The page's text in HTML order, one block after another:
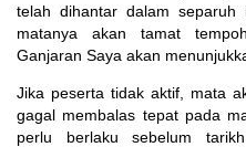
telah dihantar dalam
matanya akan tamat
Ganjaran Saya akan
Jika peserta tidak aktif, mata
gagal membalas tepat pada
perlu berlaku sebelum